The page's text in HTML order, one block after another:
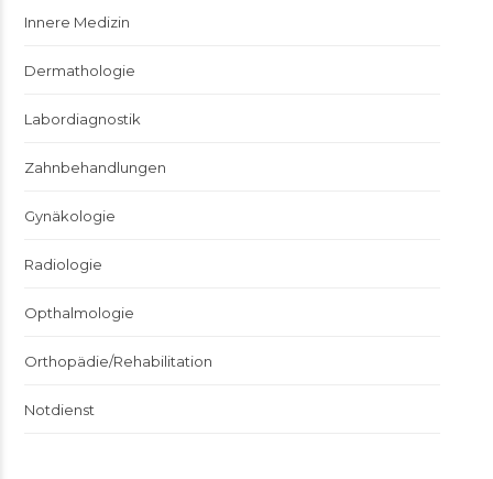
Innere Medizin
Dermathologie
Labordiagnostik
Zahnbehandlungen
Gynäkologie
Radiologie
Opthalmologie
Orthopädie/Rehabilitation
Notdienst